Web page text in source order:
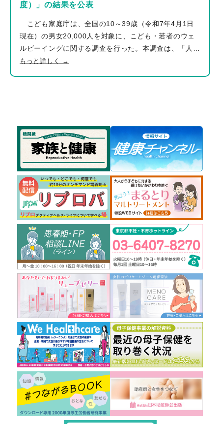
作図 https://www.jalsha.or.jp/tyosa/result/ ＜図２＞令
（1,788）：都道府県（47）、指定都市（20）、市区
（795）、町村（926）対象：首長部局 参考：総務省
ケート調査結果より作図 ＜業務遂行レベルに着目した
ルヘルス対策（通称：高尾メソッド）」である。過去
20年以上にわたるメンタルヘルス対応の研究と実践か
ら、岡山大学の産業医グループである高尾総司氏が、メ
ンタルヘルス対応を「医療的管理」の視点でなく、人事
総務や上司が行うべき通常の「業務的管理」の視点から
整理し直したものである。 ＜従来のメンタルヘルス対
策の課題＞ 従来のメンタルヘルス対策の多くは、上司
に「うつ病」の知識・対応方法を教えるなど、「医療的
アプローチ」に基づいたものであり、以下の3つの問題
点が考えられる。 ⑴対応を要する社員の「業務遂行レ
ベル（仕事をさせられるかどうか）」ではなく「疾病レ
ベル（病気かどうか）」に着目しがち「医療的アプロー
チ」をベースとする場合、就業規則よりも医療的判断が
結果的に優越してしまう。そのため、メンタルヘルス対
応のかじ取りを社内医療職や主治医に任せるほかなく、
人事総務担当者として明確な判断指針に基づき、自信を
持って対応するということが難しくなってしまう。⑵対
応を要する社員への配慮にのみ着目するため、上司や周
囲の負担が考慮されない上司はその社員の対応に追われ
自身の業務が後回しになり、周囲もバックアップに追わ
れるなど、部署全体のパフォーマンス低下に影響してい
るケースも少なくなく、その従業員を治すことを最優先
するという「部分最適化」になりがちになってしまう。
⑶リスクマネジメントの観点からも極めて脆弱対応を要
た、10月8日の「乳房再建を考える日」の機会に、ぜひ
お役立てください。 詳しくはコチラ ▶NPO法人E-BeC
度）」の結果を公表
こども家庭庁は、全国の10～39歳（令和7年4月1日
現在）の男女20,000人を対象に、こども・若者のウェ
ルビーイングに関する調査を行った。本調査は、「人生
観・幸福感・居場所等」「他者との関わり方」「社会参
がある」者の割合が、年齢が高い方が高くなるといった
傾向も見られた（15～39歳：49.8％、10～14歳：
24.2％）。 このほか、15～39歳における生活満足度
の高さと「尊重してくれる人の有無」「周囲の大人の様
子」「自由時間の充足度」「心身の健康」「困難に直面
した経験の有無」「安心できる場所の数」「家の暮らし
向き」「困難や悩み事の数」との関連性も示している。
▶詳しくはコチラこども・若者総合調査（令和7年度）
｜こども家庭庁こども大綱｜こども家庭庁
もっと詳しく →